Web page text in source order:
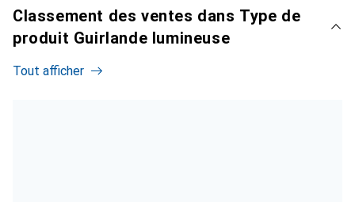
Classement des ventes dans Type de
produit Guirlande lumineuse
Tout afficher